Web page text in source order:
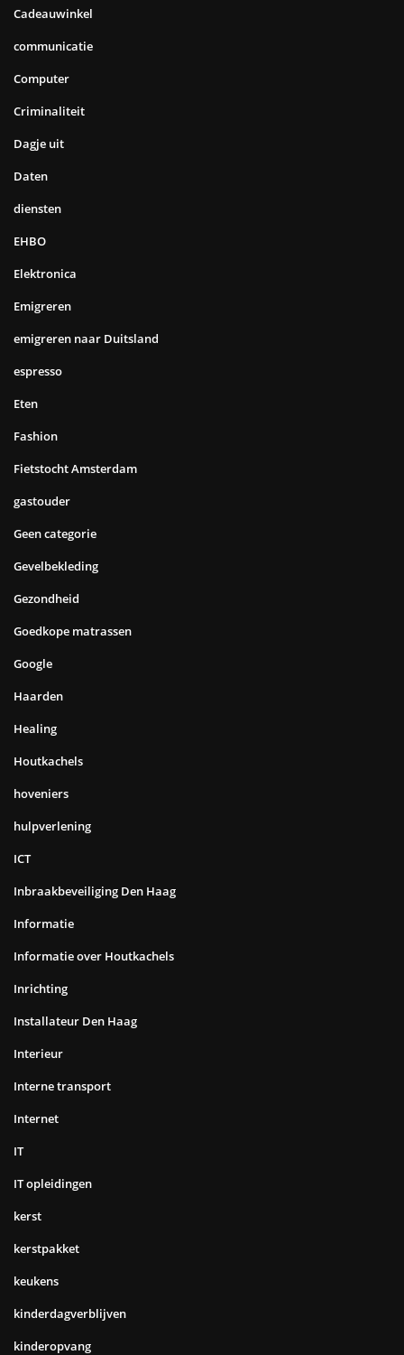
Cadeauwinkel
communicatie
Computer
Criminaliteit
Dagje uit
Daten
diensten
EHBO
Elektronica
Emigreren
emigreren naar Duitsland
espresso
Eten
Fashion
Fietstocht Amsterdam
gastouder
Geen categorie
Gevelbekleding
Gezondheid
Goedkope matrassen
Google
Haarden
Healing
Houtkachels
hoveniers
hulpverlening
ICT
Inbraakbeveiliging Den Haag
Informatie
Informatie over Houtkachels
Inrichting
Installateur Den Haag
Interieur
Interne transport
Internet
IT
IT opleidingen
kerst
kerstpakket
keukens
kinderdagverblijven
kinderopvang